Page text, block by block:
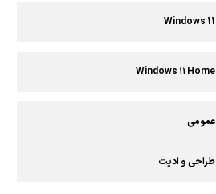
Windows 11
Windows ۱۱ Home
عمومی
طراحی و ادیت